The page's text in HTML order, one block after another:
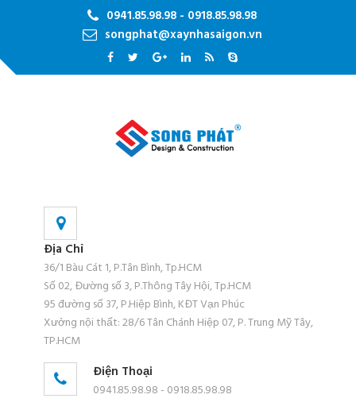
0941.85.98.98 - 0918.85.98.98
songphat@xaynhasaigon.vn
Địa Chỉ
36/1 Bàu Cát 1, P.Tân Bình, Tp.HCM
Số 02, Đường số 3, P.Thông Tây Hội, Tp.HCM
95 đường số 37, P.Hiệp Bình, KĐT Vạn Phúc
Xưởng nội thất: 28/6 Tân Chánh Hiệp 07, P. Trung Mỹ Tây,
TP.HCM
Điện Thoại
0941.85.98.98 - 0918.85.98.98